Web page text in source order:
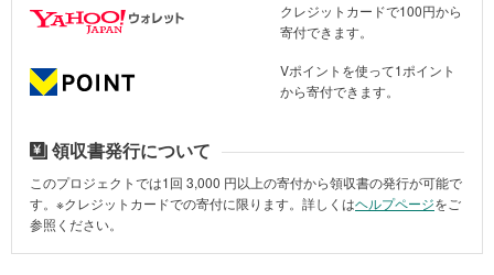
支援物資を運び込む様子（2025年4月5日、ミャンマー中央部）加盟NGO提供
行いました。調理が難しい状況のため、すぐに食べられる乾物やビ
スケット、飲料水などを配布しました。被災者の多くは余震を恐れ
ていまだに屋外で生活していますが、ミャンマーは今が1年で一番暑
い暑季です。デング熱といった感染症予防のため、蚊帳なども配布
しています。
の電磁的な記録を含む適正な手段によって、個人情報を取
得します。
い限り、以下に掲げる業務を遂行する目的で取得するもの
とし、その利用目的に必要な範囲において個人情報を利用
的が明確な場合には、利用目的の明示を省略することがあ
ります。
（1）JPFの設立趣旨に基づき、紛争や自然災害時の人道的
クレジットカードで100円から
寄付できます。
Vポイントを使って1ポイント
から寄付できます。
領収書発行について
このプロジェクトでは1回 3,000 円以上の寄付から領収書の発行が可能で
す。※クレジットカードでの寄付に限ります。詳しくはヘルプページをご
参照ください。